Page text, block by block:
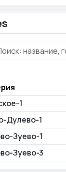
1
Дулево-1
Зуево-1
Зуево-3